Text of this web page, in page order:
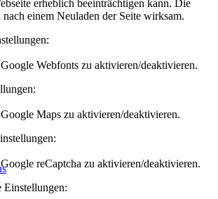
erheblich beeinträchtigen kann. Die
einem Neuladen der Seite wirksam.
Webfonts zu aktivieren/deaktivieren.
Maps zu aktivieren/deaktivieren.
reCaptcha zu aktivieren/deaktivieren.
Einstellungen: